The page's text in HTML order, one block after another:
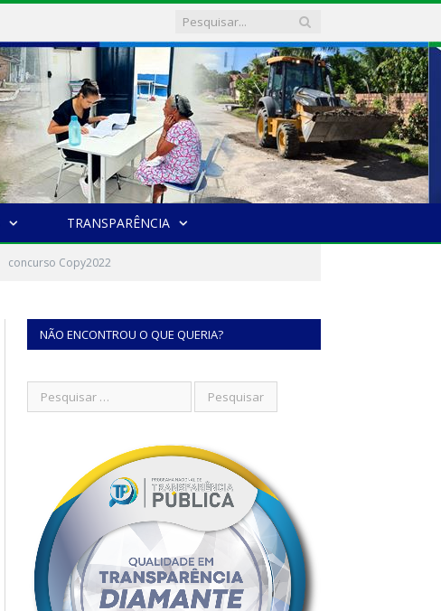
TRANSPARÊNCIA
concurso Copy2022
NÃO ENCONTROU O QUE QUERIA?